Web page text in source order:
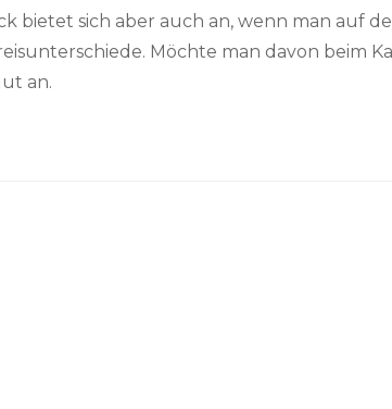
bietet sich aber auch an, wenn man auf
Möchte man davon beim
an.